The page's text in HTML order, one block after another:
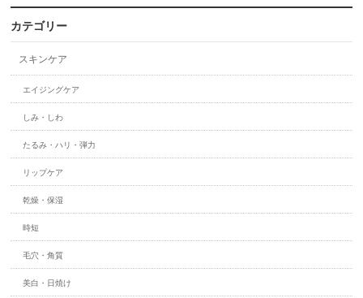
カテゴリー
スキンケア
エイジングケア
しみ・しわ
たるみ・ハリ・弾力
リップケア
乾燥・保湿
時短
毛穴・角質
美白・日焼け